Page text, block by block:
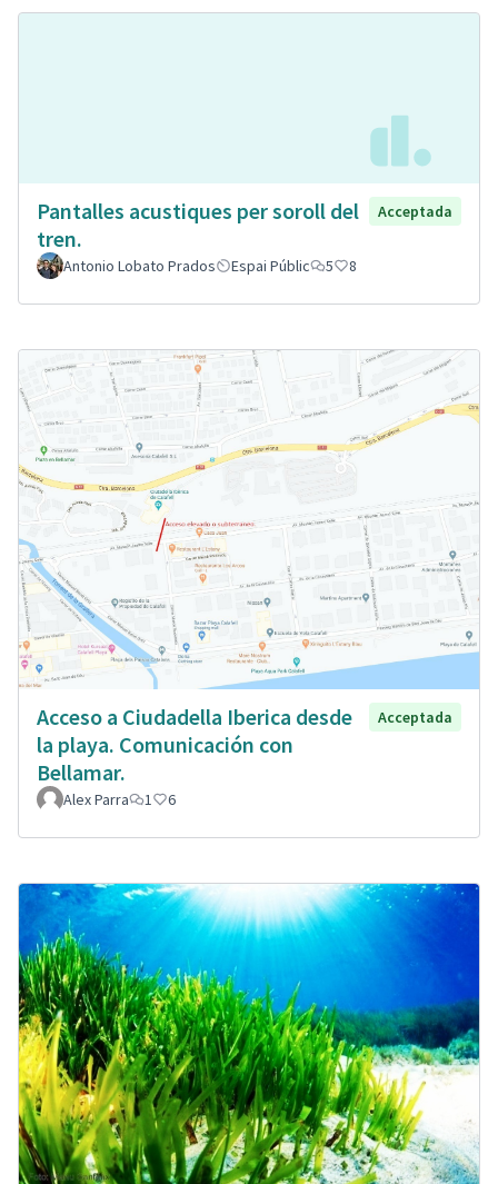
Pantalles acustiques per soroll del
tren.
Acceptada
Antonio Lobato Prados Espai Públic 5 8
Acceso a Ciudadella Iberica desde
la playa. Comunicación con
Bellamar.
Acceptada
Alex Parra 1 6